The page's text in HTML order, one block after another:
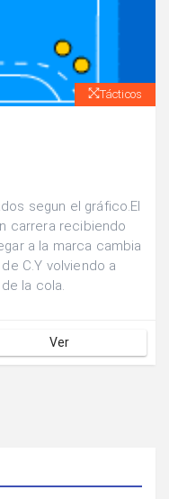
Tácticos
segun el gráfico.El
carrera recibiendo
a la marca cambia
C.Y volviendo a
la cola.
Ver